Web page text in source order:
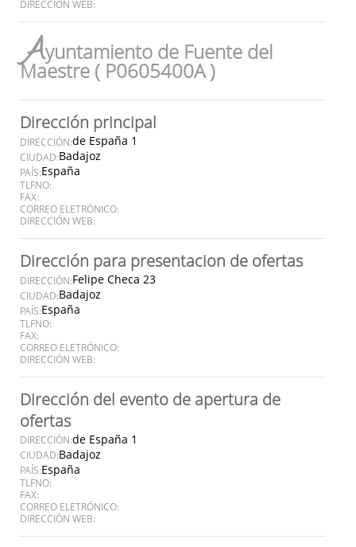
DIRECCIÓN WEB:
Ayuntamiento de Fuente del
Maestre ( P0605400A )
Dirección principal
DIRECCIÓN:de España 1
CIUDAD:Badajoz
PAÍS:España
TLFNO:
FAX:
CORREO ELETRÓNICO:
DIRECCIÓN WEB:
Dirección para presentacion de ofertas
DIRECCIÓN:Felipe Checa 23
CIUDAD:Badajoz
PAÍS:España
TLFNO:
FAX:
CORREO ELETRÓNICO:
DIRECCIÓN WEB:
Dirección del evento de apertura de
ofertas
DIRECCIÓN:de España 1
CIUDAD:Badajoz
PAÍS:España
TLFNO:
FAX:
CORREO ELETRÓNICO:
DIRECCIÓN WEB: